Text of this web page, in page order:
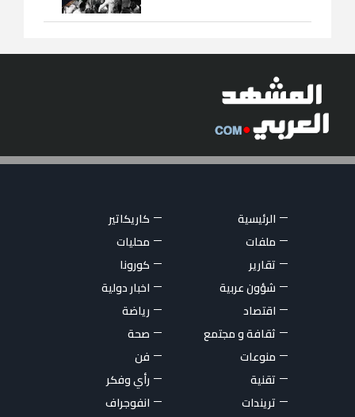
الرئيسية
كاريكاتير
ملفات
محليات
تقارير
كورونا
شؤون عربية
اخبار دولية
اقتصاد
رياضة
ثقافة و مجتمع
صحة
منوعات
فن
تقنية
رأي وفكر
تريندات
انفوجراف